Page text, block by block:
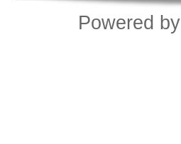
Powered by